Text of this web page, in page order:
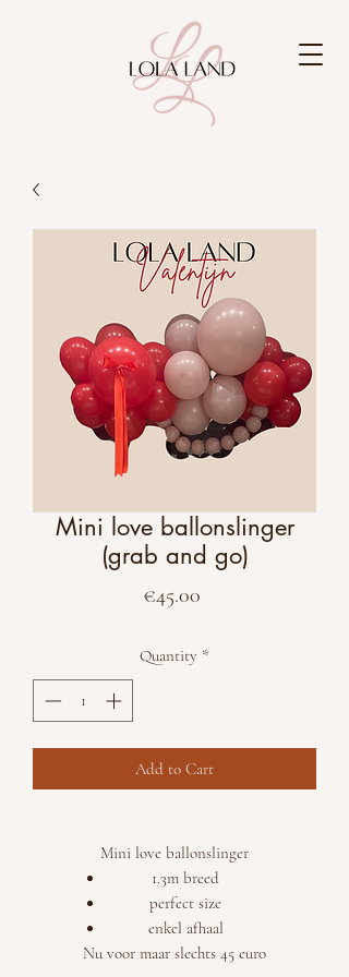
Mini love ballonslinger
(grab and go)
€45.00
Quantity *
Add to Cart
Mini love ballonslinger
1.3m breed
perfect size
enkel afhaal
Nu voor maar slechts 45 euro